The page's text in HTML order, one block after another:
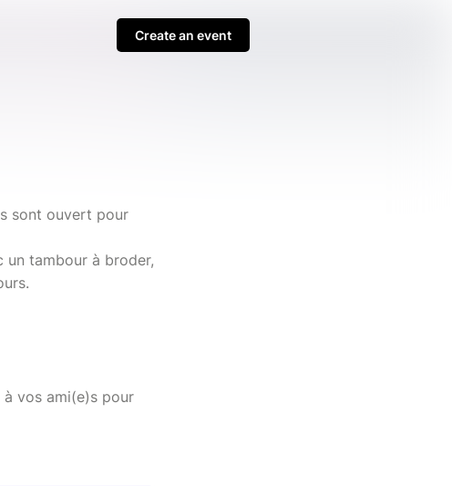
Create an event
sont ouvert pour
un tambour à broder,
vos ami(e)s pour